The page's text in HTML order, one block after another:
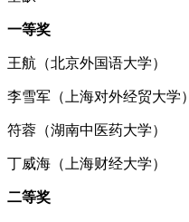
一等奖
王航（北京外国语大学）
李雪军（上海对外经贸大学）
符蓉（湖南中医药大学）
丁威海（上海财经大学）
二等奖